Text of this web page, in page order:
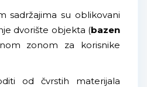
sadržajima su oblikovani
dvorište objekta (bazen
zonom za korisnike
od čvrstih materijala